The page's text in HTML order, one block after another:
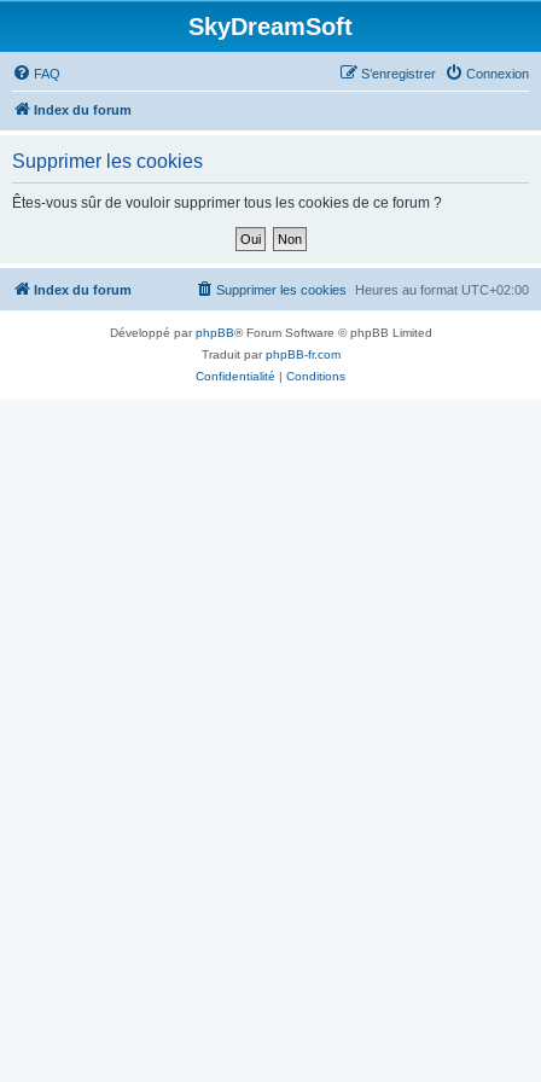
SkyDreamSoft
FAQ Connexion
S’enregistrer
Index du forum
Supprimer les cookies
Êtes-vous sûr de vouloir supprimer tous les cookies de ce forum ?
Index du forum Heures au format UTC+02:00
Supprimer les cookies
Développé parphpBB® Forum Software © phpBB Limited
Traduit parphpBB-fr.com
Confidentialité | Conditions